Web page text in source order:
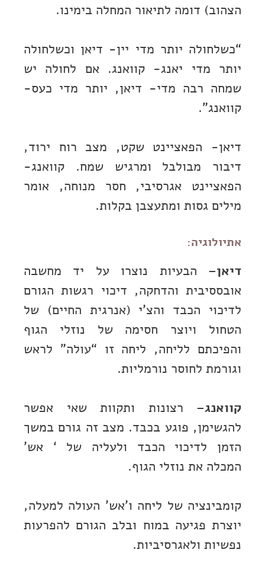
הצהוב) דומה לתיאור המחלה בימינו.
“כשלחולה יותר מדי יין- דיאן וכשלחולה
יותר מדי יאנג- קוואנג. אם לחולה יש
שמחה רבה מדי- דיאן, יותר מדי כעס-
קוואנג”.
דיאן- הפאציינט שקט, מצב רוח ירוד,
דיבור מבולבל ומרגיש שמח. קוואנג-
הפאציינט אגרסיבי, חסר מנוחה, אומר
מילים גסות ומתעצבן בקלות.
אתיולוגיה:
דיאן– הבעיות נוצרו על יד מחשבה
אובססיבית והדחקה, דיכוי רגשות הגורם
לדיכוי הכבד והצ’י (אנרגית החיים) של
הטחול ויוצר חסימה של נוזלי הגוף
והפיכתם לליחה, ליחה זו “עולה” לראש
וגורמת לחוסר נורמליות.
קוואנג– רצונות ותקוות שאי אפשר
להגשימן, פוגע בכבד. מצב זה גורם במשך
הזמן לדיכוי הכבד ולעליה של ‘ אש’
המכלה את נוזלי הגוף.
קומבינציה של ליחה ו’אש’ העולה למעלה,
יוצרת פגיעה במוח ובלב הגורם להפרעות
נפשיות ולאגרסיביות.